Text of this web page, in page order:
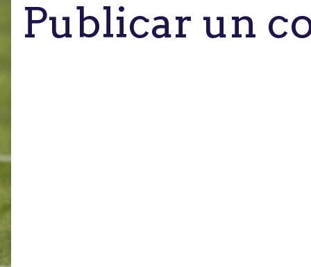
Publicar un